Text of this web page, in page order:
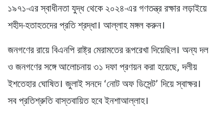
১৯৭১-এর স্বাধীনতা যুদ্ধ থেকে ২০২৪-এর গণতন্ত্র রক্ষার লড়াইয়ে
শহীদ-হতাহতদের প্রতি শ্রদ্ধা। আল্লাহ মঙ্গল করুন।
জনগণের রায়ে বিএনপি রাষ্ট্র মেরামতের রূপরেখা দিয়েছিল। অন্য দল
ও জনগণের সঙ্গে আলোচনায় ৩১ দফা প্রণয়ন করা হয়েছে, দলীয়
ইশতেহার ঘোষিত। জুলাই সনদে ‘নোট অফ ডিসেন্ট’ দিয়ে স্বাক্ষর।
সব প্রতিশ্রুতি বাস্তবায়িত হবে ইনশাআল্লাহ।